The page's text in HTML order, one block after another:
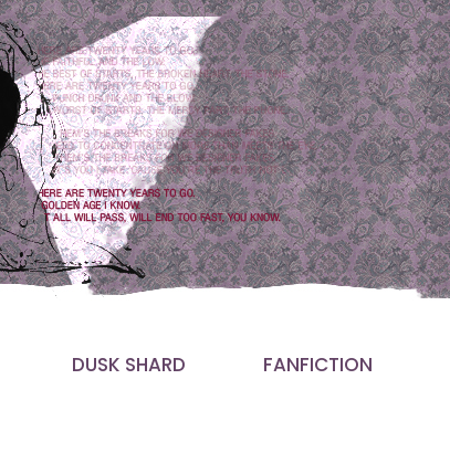
DUSK SHARD FANFICTION